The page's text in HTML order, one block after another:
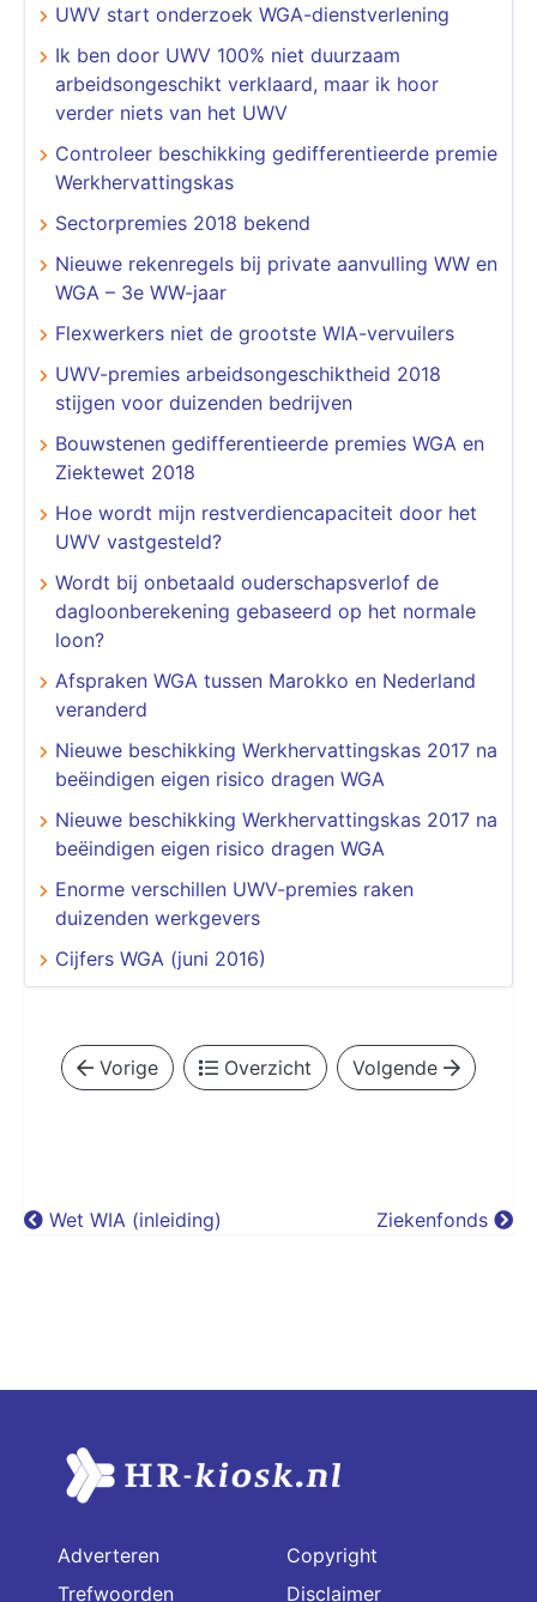
UWV start onderzoek WGA-dienstverlening
Ik ben door UWV 100% niet duurzaam
arbeidsongeschikt verklaard, maar ik hoor
verder niets van het UWV
Controleer beschikking gedifferentieerde premie
Werkhervattingskas
Sectorpremies 2018 bekend
Nieuwe rekenregels bij private aanvulling WW en
WGA – 3e WW-jaar
Flexwerkers niet de grootste WIA-vervuilers
UWV-premies arbeidsongeschiktheid 2018
stijgen voor duizenden bedrijven
Bouwstenen gedifferentieerde premies WGA en
Ziektewet 2018
Hoe wordt mijn restverdiencapaciteit door het
UWV vastgesteld?
Wordt bij onbetaald ouderschapsverlof de
dagloonberekening gebaseerd op het normale
loon?
Afspraken WGA tussen Marokko en Nederland
veranderd
Nieuwe beschikking Werkhervattingskas 2017 na
beëindigen eigen risico dragen WGA
Nieuwe beschikking Werkhervattingskas 2017 na
beëindigen eigen risico dragen WGA
Enorme verschillen UWV-premies raken
duizenden werkgevers
Cijfers WGA (juni 2016)
Vorige Overzicht Volgende
Wet WIA (inleiding) Ziekenfonds
Adverteren
Trefwoorden
Copyright
Disclaimer